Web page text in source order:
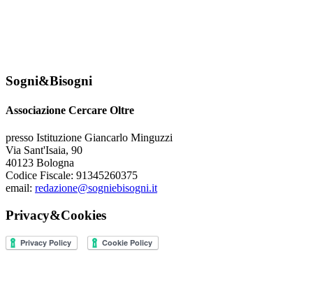
Sogni&Bisogni
Associazione Cercare Oltre
presso Istituzione Giancarlo Minguzzi
Via Sant'Isaia, 90
40123 Bologna
Codice Fiscale: 91345260375
email: redazione@sogniebisogni.it
Privacy&Cookies